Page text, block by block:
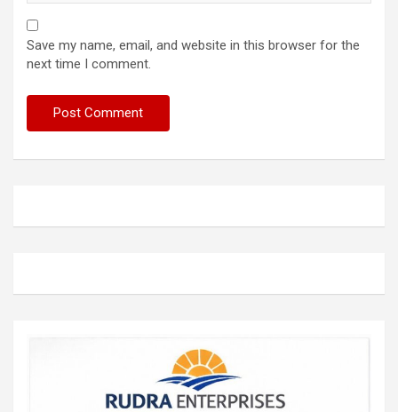
Save my name, email, and website in this browser for the
next time I comment.